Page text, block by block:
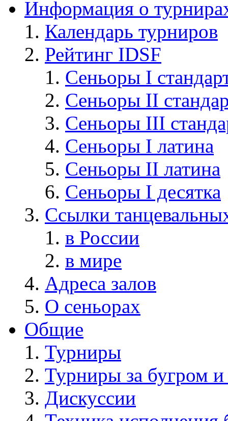
Информация о
Календарь турниров
Рейтинг IDSF
Сеньоры I
Сеньоры II
Сеньоры III
Сеньоры I латина
Сеньоры II латина
Сеньоры I десятка
Cсылки
в России
в мире
Адреса залов
О сеньорах
Общие
Турниры
Турниры за бугром
Дискуссии